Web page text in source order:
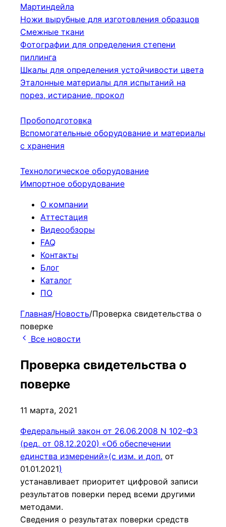
Мартиндейла
Ножи вырубные для изготовления образцов
Смежные ткани
Фотографии для определения степени
пиллинга
Шкалы для определения устойчивости цвета
Эталонные материалы для испытаний на
порез, истирание, прокол
Пробоподготовка
Вспомогательные оборудование и материалы
с хранения
Технологическое оборудование
Импортное оборудование
О компании
Аттестация
Видеообзоры
FAQ
Контакты
Блог
Каталог
ПО
Главная/Новость/Проверка свидетельства о
поверке
Все новости
Проверка свидетельства о
поверке
11 марта, 2021
Федеральный закон от 26.06.2008 N 102-ФЗ
(ред. от 08.12.2020) «Об обеспечении
единства измерений»(с изм. и доп. от
01.01.2021)
устанавливает приоритет цифровой записи
результатов поверки перед всеми другими
методами.
Сведения о результатах поверки средств